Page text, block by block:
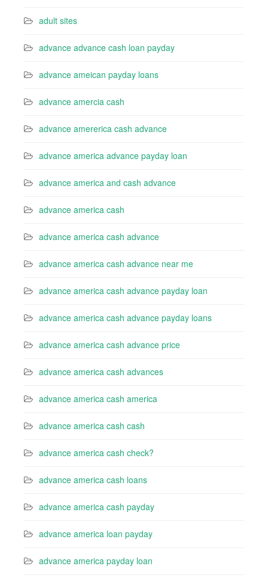
adult sites
advance advance cash loan payday
advance ameican payday loans
advance amercia cash
advance amererica cash advance
advance america advance payday loan
advance america and cash advance
advance america cash
advance america cash advance
advance america cash advance near me
advance america cash advance payday loan
advance america cash advance payday loans
advance america cash advance price
advance america cash advances
advance america cash america
advance america cash cash
advance america cash check?
advance america cash loans
advance america cash payday
advance america loan payday
advance america payday loan